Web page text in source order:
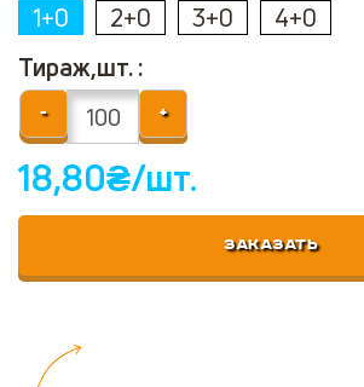
1+0
2+0 3+0
4+0
Тираж,шт. :
- +
18,80₴/шт.
ЗАКАЗАТЬ